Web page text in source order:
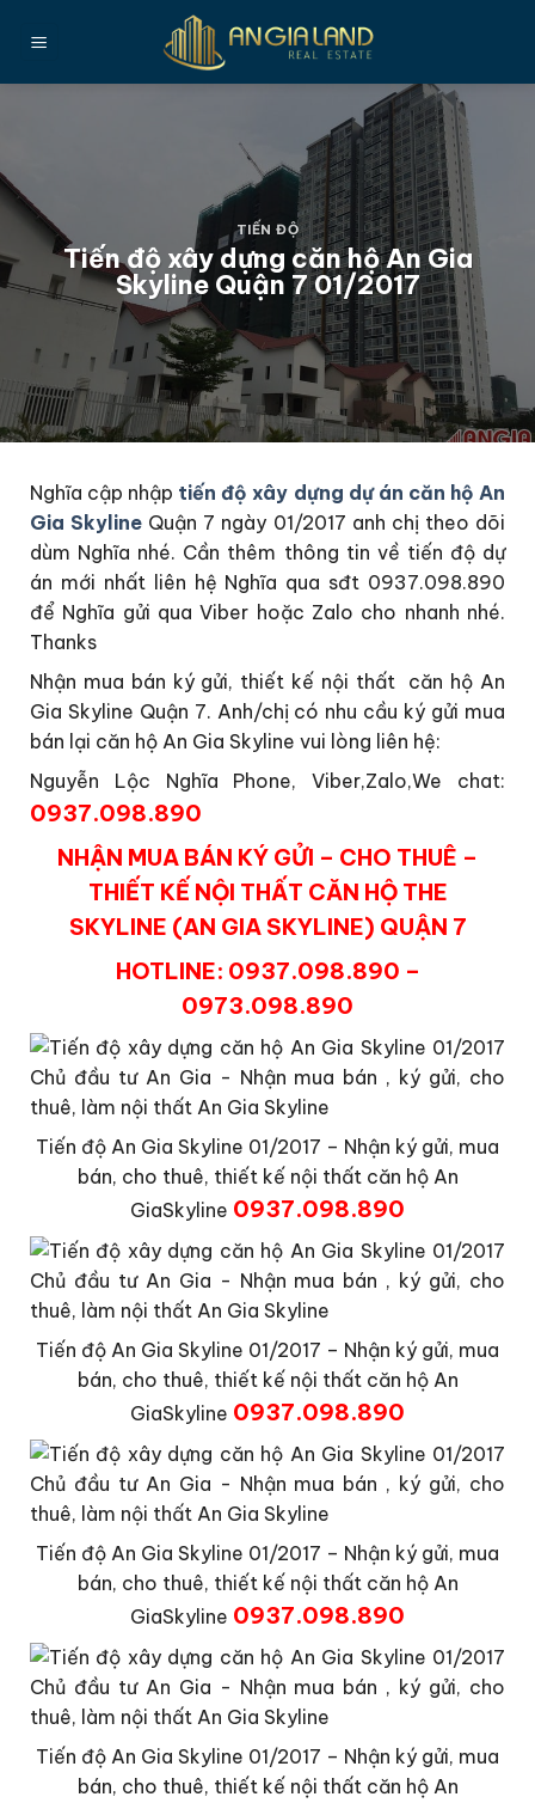
qua
TIẾN ĐỘ
Tiến độ xây dựng căn hộ An Gia
Skyline Quận 7 01/2017
Nghĩa cập nhập tiến độ xây dựng dự án căn hộ An
Gia Skyline Quận 7 ngày 01/2017 anh chị theo dõi
dùm Nghĩa nhé. Cần thêm thông tin về tiến độ dự
án mới nhất liên hệ Nghĩa qua sđt 0937.098.890
để Nghĩa gửi qua Viber hoặc Zalo cho nhanh nhé.
Thanks
Nhận mua bán ký gửi, thiết kế nội thất căn hộ An
Gia Skyline Quận 7. Anh/chị có nhu cầu ký gửi mua
bán lại căn hộ An Gia Skyline vui lòng liên hệ:
Nguyễn Lộc Nghĩa Phone, Viber,Zalo,We chat:
0937.098.890
NHẬN MUA BÁN KÝ GỬI – CHO THUÊ –
THIẾT KẾ NỘI THẤT CĂN HỘ THE
SKYLINE (AN GIA SKYLINE) QUẬN 7
HOTLINE: 0937.098.890 –
0973.098.890
Tiến độ An Gia Skyline 01/2017 – Nhận ký gửi, mua
bán, cho thuê, thiết kế nội thất căn hộ An
GiaSkyline 0937.098.890
Tiến độ An Gia Skyline 01/2017 – Nhận ký gửi, mua
bán, cho thuê, thiết kế nội thất căn hộ An
GiaSkyline 0937.098.890
Tiến độ An Gia Skyline 01/2017 – Nhận ký gửi, mua
bán, cho thuê, thiết kế nội thất căn hộ An
GiaSkyline 0937.098.890
Tiến độ An Gia Skyline 01/2017 – Nhận ký gửi, mua
bán, cho thuê, thiết kế nội thất căn hộ An